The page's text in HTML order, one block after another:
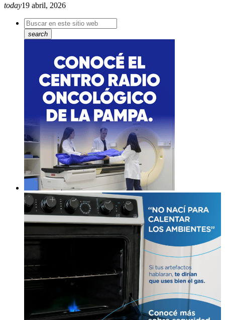
today19 abril, 2026
search